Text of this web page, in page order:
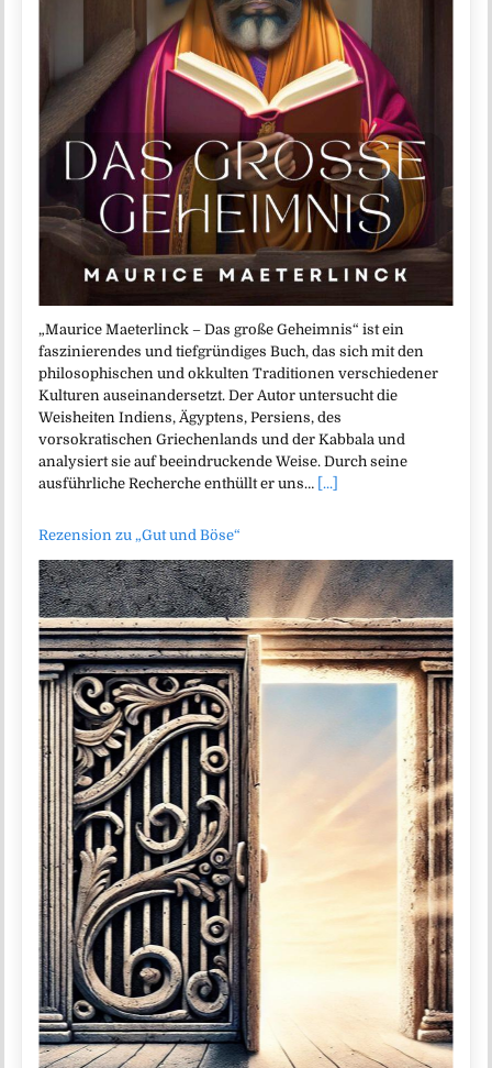
„Maurice Maeterlinck – Das große Geheimnis“ ist ein
faszinierendes und tiefgründiges Buch, das sich mit den
philosophischen und okkulten Traditionen verschiedener
Kulturen auseinandersetzt. Der Autor untersucht die
Weisheiten Indiens, Ägyptens, Persiens, des
vorsokratischen Griechenlands und der Kabbala und
analysiert sie auf beeindruckende Weise. Durch seine
ausführliche Recherche enthüllt er uns… [...]
Rezension zu „Gut und Böse“